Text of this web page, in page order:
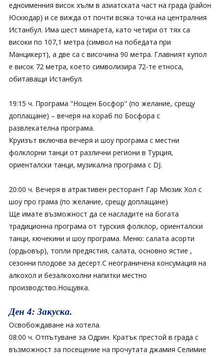
едноименния висок хълм в азиатската част на града (район
Юскюдар) и се вижда от почти всяка точка на централния
Истанбул. Има шест минарета, като четири от тях са
високи по 107,1 метра (символ на победата при
Манцикерт), а две са с височина 90 метра. Главният купол
е висок 72 метра, което символизира 72-те етноса,
обитаващи Истанбул.
19:15 ч. Програма "Нощен Босфор" (по желание, срещу
доплащане) – вечеря на кораб по Босфора с
развлекателна програма.
Круизът включва вечеря и шоу програма с местни
фолклорни танци от различни региони в Турция,
ориенталски танци, музикална програма с DJ.
20:00 ч. Вечеря в атрактивен ресторант Гар Мюзик Хол с
шоу про грама (по желание, срещу доплащане)
Ще имате възможност да се насладите на богата
традиционна програма от турския фолклор, ориенталски
танци, кючекини и шоу програма. Меню: салата асорти
(ордьовър), топли предястия, салата, основно ястие ,
сезонни плодове за десерт.С неограничена консумация на
алкохол и безалкохолни напитки местно
производство.Нощувка.
Ден 4: Закуска.
Освобождаване на хотела.
08:00 ч. Отпътуване за Одрин. Кратък престой в града с
възможност за посещение на прочутата джамия Селимие